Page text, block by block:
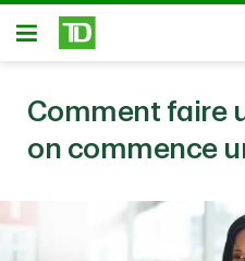
Passer au contenu principal
Ouvert
Comment faire
on commence